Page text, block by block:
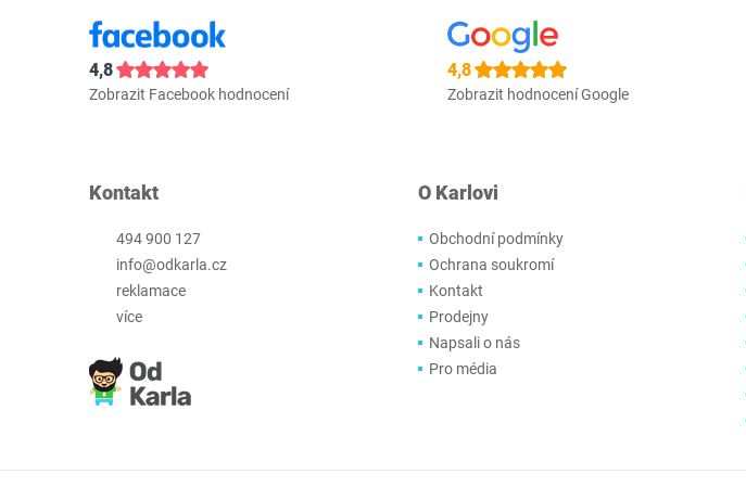
4,8
Zobrazit Facebook hodnocení
4,8
Zobrazit hodnocení Google
Kontakt
494 900 127
info@odkarla.cz
reklamace
více
O Karlovi
Obchodní podmínky
Ochrana soukromí
Kontakt
Prodejny
Napsali o nás
Pro média